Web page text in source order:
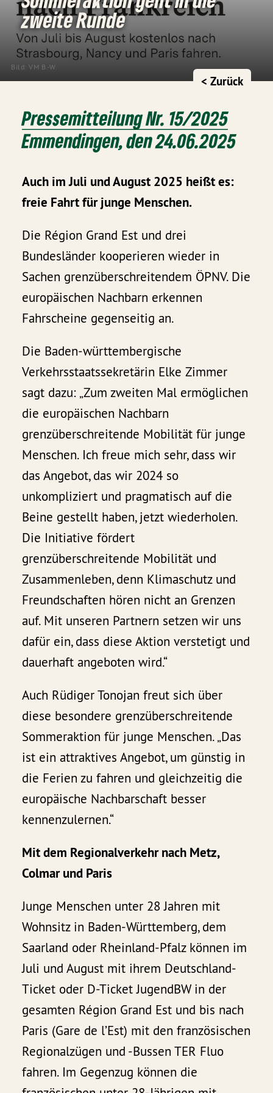
Bild: VM B.-W.
zweite Runde
< Zurück
Pressemitteilung Nr. 15/2025
Emmendingen, den 24.06.2025
Auch im Juli und August 2025 heißt es:
freie Fahrt für junge Menschen.
Die Région Grand Est und drei
Bundesländer kooperieren wieder in
Sachen grenzüberschreitendem ÖPNV. Die
europäischen Nachbarn erkennen
Fahrscheine gegenseitig an.
Die Baden-württembergische
Verkehrsstaatssekretärin Elke Zimmer
sagt dazu: „Zum zweiten Mal ermöglichen
die europäischen Nachbarn
grenzüberschreitende Mobilität für junge
Menschen. Ich freue mich sehr, dass wir
das Angebot, das wir 2024 so
unkompliziert und pragmatisch auf die
Beine gestellt haben, jetzt wiederholen.
Die Initiative fördert
grenzüberschreitende Mobilität und
Zusammenleben, denn Klimaschutz und
Freundschaften hören nicht an Grenzen
auf. Mit unseren Partnern setzen wir uns
dafür ein, dass diese Aktion verstetigt und
dauerhaft angeboten wird.“
Auch Rüdiger Tonojan freut sich über
diese besondere grenzüberschreitende
Sommeraktion für junge Menschen. „Das
ist ein attraktives Angebot, um günstig in
die Ferien zu fahren und gleichzeitig die
europäische Nachbarschaft besser
kennenzulernen.“
Mit dem Regionalverkehr nach Metz,
Colmar und Paris
Junge Menschen unter 28 Jahren mit
Wohnsitz in Baden-Württemberg, dem
Saarland oder Rheinland-Pfalz können im
Juli und August mit ihrem Deutschland-
Ticket oder D-Ticket JugendBW in der
gesamten Région Grand Est und bis nach
Paris (Gare de l’Est) mit den französischen
Regionalzügen und -Bussen TER Fluo
fahren. Im Gegenzug können die